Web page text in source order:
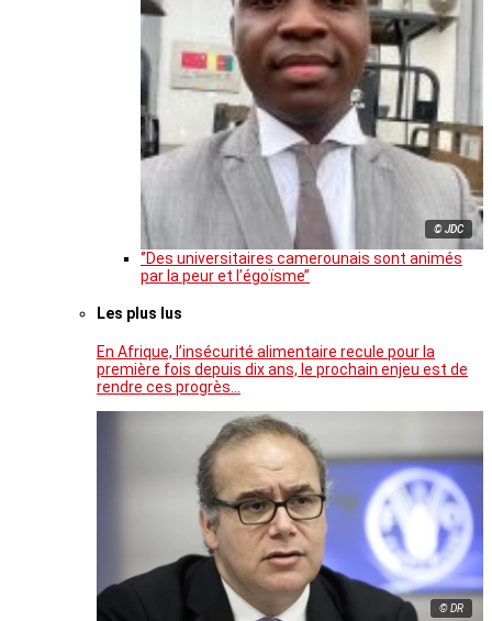
© JDC
‘’Des universitaires camerounais sont animés
par la peur et l’égoïsme’’
Les plus lus
En Afrique, l’insécurité alimentaire recule pour la
première fois depuis dix ans, le prochain enjeu est de
rendre ces progrès…
© DR